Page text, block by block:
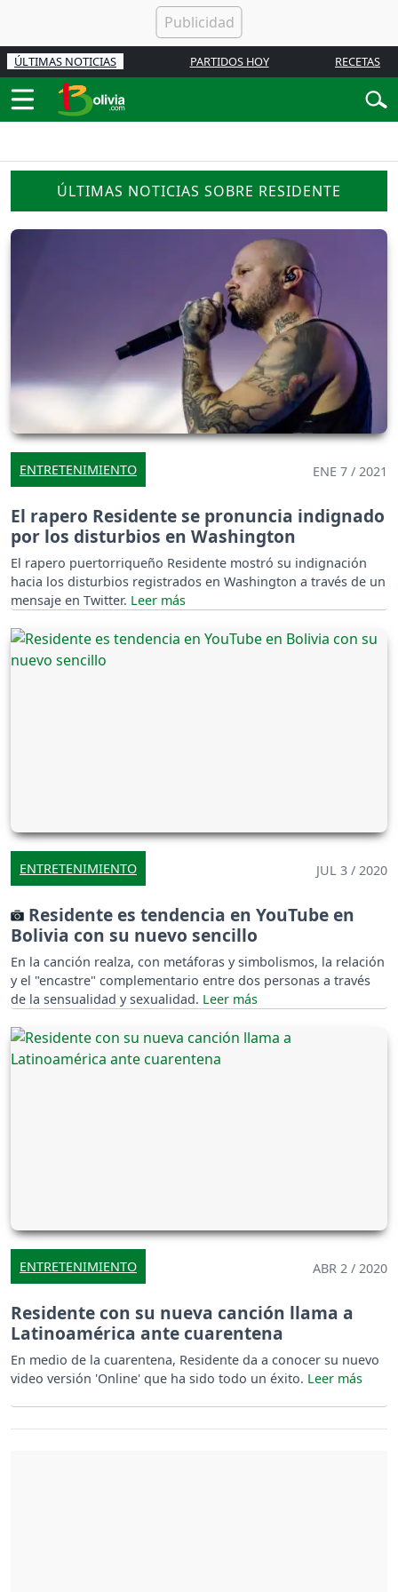
ÚLTIMAS NOTICIAS PARTIDOS HOY RECETAS
ÚLTIMAS NOTICIAS SOBRE RESIDENTE
ENTRETENIMIENTO ENE 7 / 2021
El rapero Residente se pronuncia indignado
por los disturbios en Washington
El rapero puertorriqueño Residente mostró su indignación
hacia los disturbios registrados en Washington a través de un
mensaje en Twitter.
ENTRETENIMIENTO JUL 3 / 2020
Residente es tendencia en YouTube en
Bolivia con su nuevo sencillo
En la canción realza, con metáforas y simbolismos, la relación
y el "encastre" complementario entre dos personas a través
de la sensualidad y sexualidad.
ENTRETENIMIENTO ABR 2 / 2020
Residente con su nueva canción llama a
Latinoamérica ante cuarentena
En medio de la cuarentena, Residente da a conocer su nuevo
video versión 'Online' que ha sido todo un éxito.